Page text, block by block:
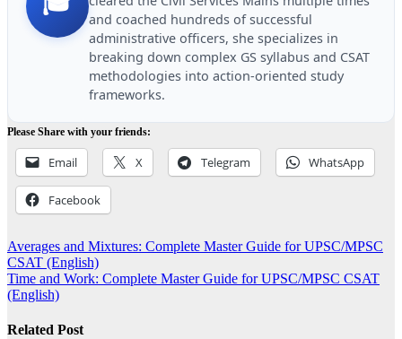
and coached hundreds of successful
administrative officers, she specializes in
breaking down complex GS syllabus and CSAT
methodologies into action-oriented study
frameworks.
Please Share with your friends:
Email X Telegram WhatsApp
Facebook
Post
navigation
Averages and Mixtures: Complete Master Guide for UPSC/MPSC
CSAT (English)
Time and Work: Complete Master Guide for UPSC/MPSC CSAT
(English)
Related Post